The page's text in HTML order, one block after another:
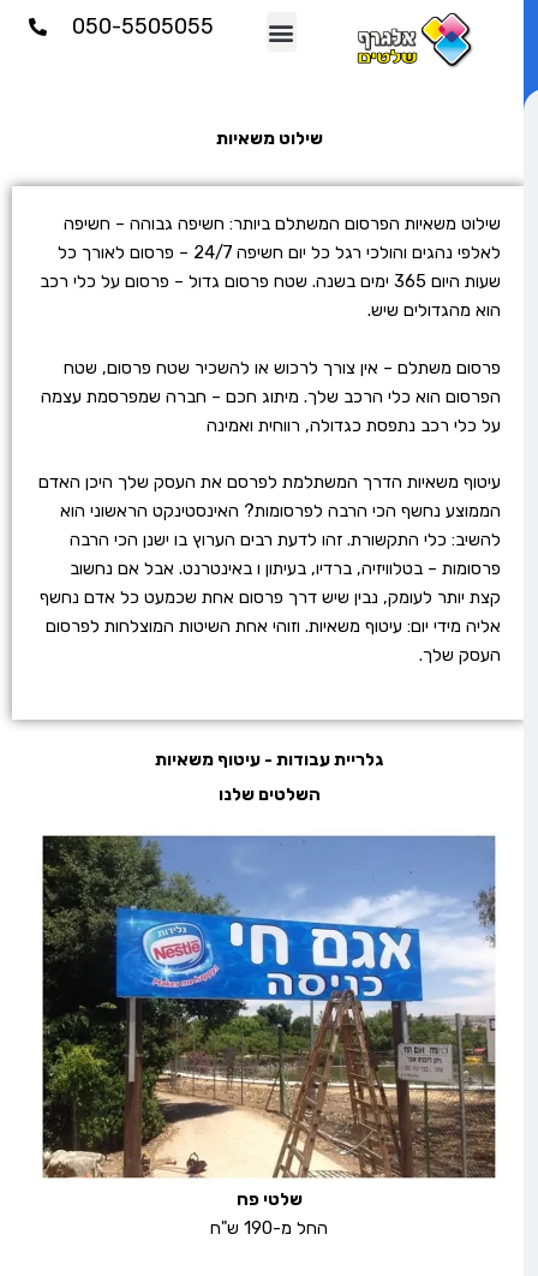
050-5505055
שילוט משאיות
שילוט משאיות הפרסום המשתלם ביותר: חשיפה גבוהה – חשיפה
לאלפי נהגים והולכי רגל כל יום חשיפה 24/7 – פרסום לאורך כל
שעות היום 365 ימים בשנה. שטח פרסום גדול – פרסום על כלי רכב
הוא מהגדולים שיש.
פרסום משתלם – אין צורך לרכוש או להשכיר שטח פרסום, שטח
הפרסום הוא כלי הרכב שלך. מיתוג חכם – חברה שמפרסמת עצמה
על כלי רכב נתפסת כגדולה, רווחית ואמינה
עיטוף משאיות הדרך המשתלמת לפרסם את העסק שלך היכן האדם
הממוצע נחשף הכי הרבה לפרסומות? האינסטינקט הראשוני הוא
להשיב: כלי התקשורת. זהו לדעת רבים הערוץ בו ישנן הכי הרבה
פרסומות – בטלוויזיה, ברדיו, בעיתון ו באינטרנט. אבל אם נחשוב
קצת יותר לעומק, נבין שיש דרך פרסום אחת שכמעט כל אדם נחשף
אליה מידי יום: עיטוף משאיות. וזוהי אחת השיטות המוצלחות לפרסום
העסק שלך.
גלריית עבודות - עיטוף משאיות
השלטים שלנו
שלטי פח
החל מ-190 ש"ח